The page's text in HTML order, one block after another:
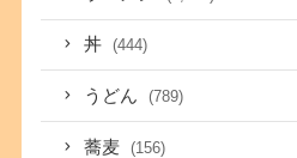
丼 (444)
うどん (789)
蕎麦 (156)